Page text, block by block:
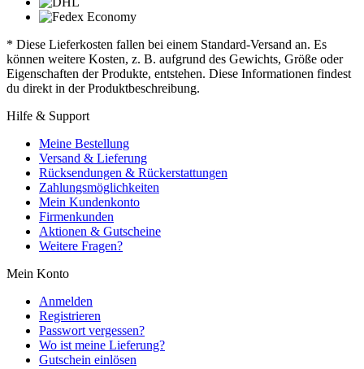
* Diese Lieferkosten fallen bei einem Standard-Versand an. Es
können weitere Kosten, z. B. aufgrund des Gewichts, Größe oder
Eigenschaften der Produkte, entstehen. Diese Informationen findest
du direkt in der Produktbeschreibung.
Hilfe & Support
Meine Bestellung
Versand & Lieferung
Rücksendungen & Rückerstattungen
Zahlungsmöglichkeiten
Mein Kundenkonto
Firmenkunden
Aktionen & Gutscheine
Weitere Fragen?
Mein Konto
Anmelden
Registrieren
Passwort vergessen?
Wo ist meine Lieferung?
Gutschein einlösen